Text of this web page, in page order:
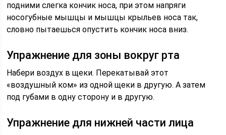
подними слегка кончик носа, при этом напряги
носогубные мышцы и мышцы крыльев носа так,
словно пытаешься опустить кончик носа вниз.
Упражнение для зоны вокруг рта
Набери воздух в щеки. Перекатывай этот
«воздушный ком» из одной щеки в другую. А затем
под губами в одну сторону и в другую.
Упражнение для нижней части лица